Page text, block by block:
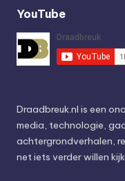
YouTube
Draadbreuk.nl is een
media, technologie,
achtergrondverhalen,
net iets verder willen